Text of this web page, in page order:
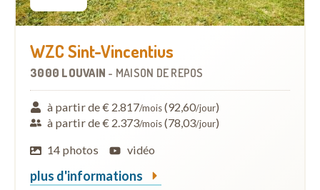
WZC Sint-Vincentius
3000 LOUVAIN - MAISON DE REPOS
à partir de € 2.817/mois(92,60/jour)
à partir de € 2.373/mois(78,03/jour)
14 photos
vidéo
plus d'informations